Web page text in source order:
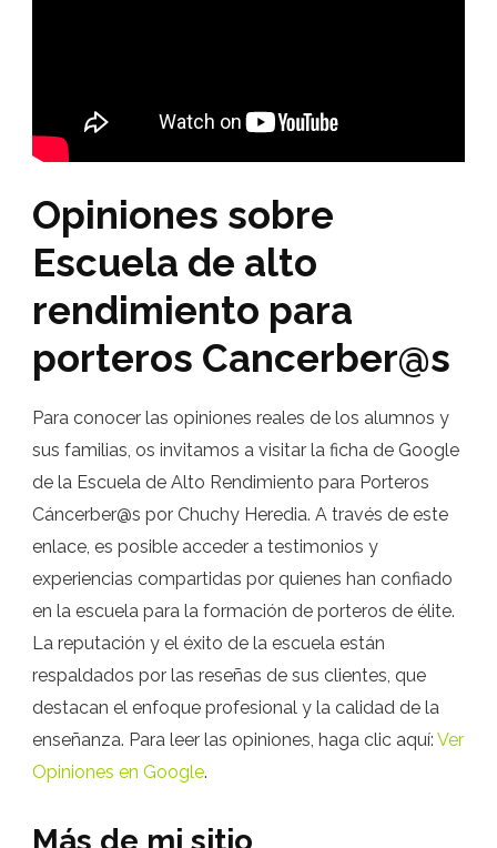
Opiniones sobre
Escuela de alto
rendimiento para
porteros Cancerber@s
Para conocer las opiniones reales de los alumnos y
sus familias, os invitamos a visitar la ficha de Google
de la Escuela de Alto Rendimiento para Porteros
Cáncerber@s por Chuchy Heredia. A través de este
enlace, es posible acceder a testimonios y
experiencias compartidas por quienes han confiado
en la escuela para la formación de porteros de élite.
La reputación y el éxito de la escuela están
respaldados por las reseñas de sus clientes, que
destacan el enfoque profesional y la calidad de la
enseñanza. Para leer las opiniones, haga clic aquí: Ver
Opiniones en Google.
Más de mi sitio